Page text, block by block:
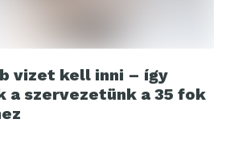
vizet kell inni – így
a szervezetünk a 35 fok